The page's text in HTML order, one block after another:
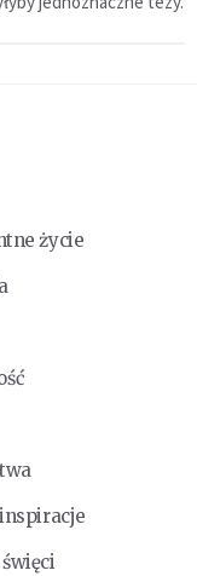
życie